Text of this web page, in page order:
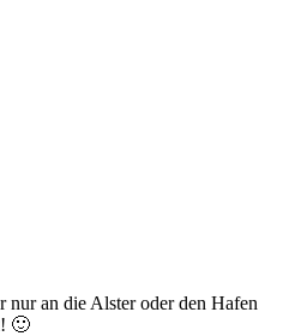
nur an die Alster oder den Hafen
🙂